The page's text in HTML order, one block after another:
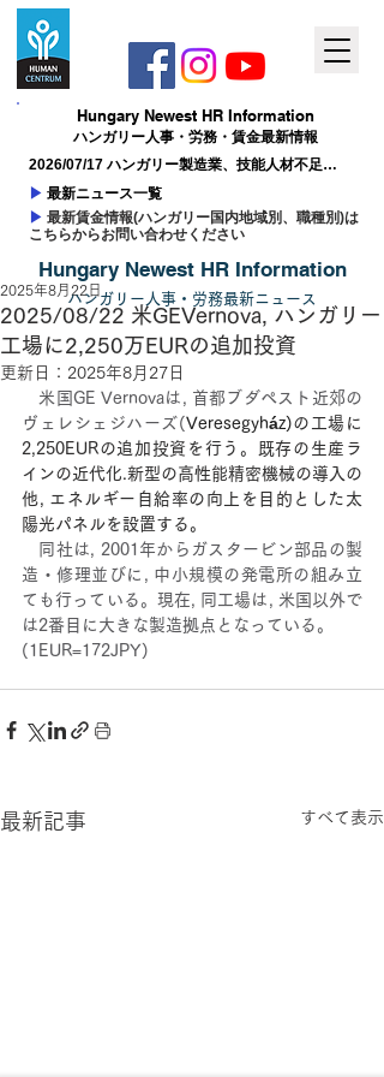
Hungary ​Newest HR Information
2026/07/17 ハンガリー製造業、技能人材不足が
成長の制約に
ハンガリー人事​・労務・賃金最新情報
▶ 最新ニュース一覧
▶ 最新賃金情報(ハンガリー国内地域別、職種別)は
こちらからお問い合わせください
2025/08/22 米GEVernova, ハンガリー
工場に2,250万EURの追加投資
2025年8月22日
更新日： 2025年8月27日
米国GE Vernovaは, 首都ブダペスト近郊の
ヴェレシェジハーズ(Veresegyház)の工場に
2,250EURの追加投資を行う。既存の生産ラ
インの近代化.新型の高性能精密機械の導入の
他, エネルギー自給率の向上を目的とした太
陽光パネルを設置する。
同社は, 2001年からガスタービン部品の製
造・修理並びに, 中小規模の発電所の組み立
ても行っている。現在, 同工場は, 米国以外で
は2番目に大きな製造拠点となっている。
最新記事 すべて表示
Hungary ​Newest HR Information
ハンガリー人事 ​・ 労務最新ニュー ス